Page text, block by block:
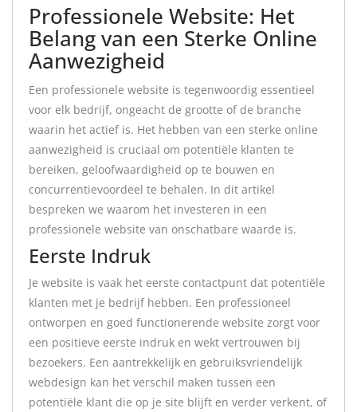
Professionele Website: Het
Belang van een Sterke Online
Aanwezigheid
Een professionele website is tegenwoordig essentieel
voor elk bedrijf, ongeacht de grootte of de branche
waarin het actief is. Het hebben van een sterke online
aanwezigheid is cruciaal om potentiële klanten te
bereiken, geloofwaardigheid op te bouwen en
concurrentievoordeel te behalen. In dit artikel
bespreken we waarom het investeren in een
professionele website van onschatbare waarde is.
Eerste Indruk
Je website is vaak het eerste contactpunt dat potentiële
klanten met je bedrijf hebben. Een professioneel
ontworpen en goed functionerende website zorgt voor
een positieve eerste indruk en wekt vertrouwen bij
bezoekers. Een aantrekkelijk en gebruiksvriendelijk
webdesign kan het verschil maken tussen een
potentiële klant die op je site blijft en verder verkent, of